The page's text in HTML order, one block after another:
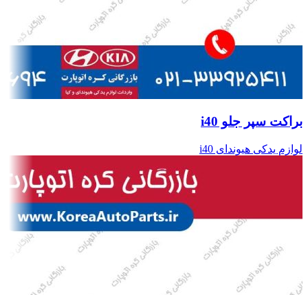
براکت سپر جلو i40
لوازم یدکی هیوندای i40